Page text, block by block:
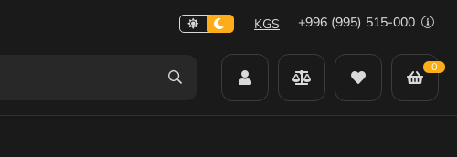
KGS +996 (995) 515-000
0